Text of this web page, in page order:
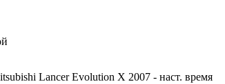
Lancer Evolution X 2007 - наст. время